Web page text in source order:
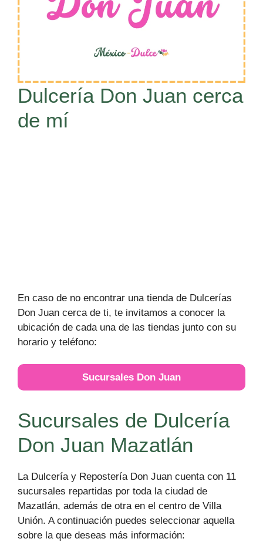
Dulcería Don Juan cerca
de mí
En caso de no encontrar una tienda de Dulcerías
Don Juan cerca de ti, te invitamos a conocer la
ubicación de cada una de las tiendas junto con su
horario y teléfono:
Sucursales Don Juan
Sucursales de Dulcería
Don Juan Mazatlán
La Dulcería y Repostería Don Juan cuenta con 11
sucursales repartidas por toda la ciudad de
Mazatlán, además de otra en el centro de Villa
Unión. A continuación puedes seleccionar aquella
sobre la que deseas más información: